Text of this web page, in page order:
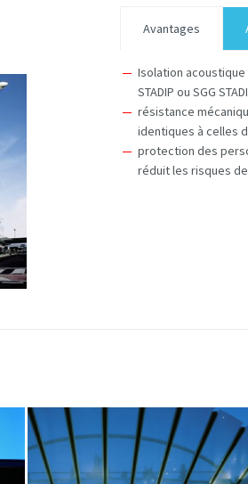
Avantages
Isolation acoustique
STADIP ou SGG
résistance
identiques à celles
protection des
réduit les risques